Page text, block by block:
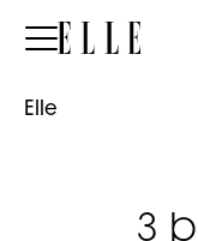
Elle
Elle
3